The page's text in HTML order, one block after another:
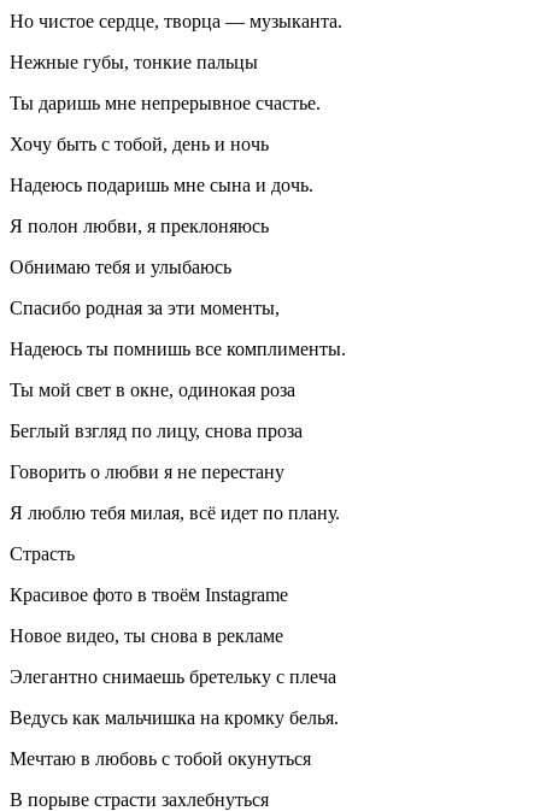
Но чистое сердце, творца — музыканта.
Нежные губы, тонкие пальцы
Ты даришь мне непрерывное счастье.
Хочу быть с тобой, день и ночь
Надеюсь подаришь мне сына и дочь.
Я полон любви, я преклоняюсь
Обнимаю тебя и улыбаюсь
Спасибо родная за эти моменты,
Надеюсь ты помнишь все комплименты.
Ты мой свет в окне, одинокая роза
Беглый взгляд по лицу, снова проза
Говорить о любви я не перестану
Я люблю тебя милая, всё идет по плану.
Страсть
Красивое фото в твоём Instagrame
Новое видео, ты снова в рекламе
Элегантно снимаешь бретельку с плеча
Ведусь как мальчишка на кромку белья.
Мечтаю в любовь с тобой окунуться
В порыве страсти захлебнуться